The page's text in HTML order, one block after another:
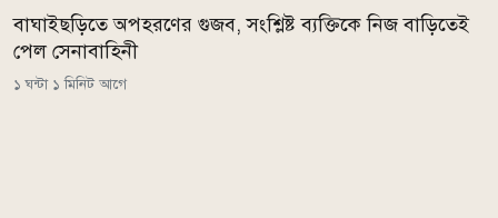
বাঘাইছড়িতে অপহরণের গুজব, সংশ্লিষ্ট ব্যক্তিকে নিজ বাড়িতেই
পেল সেনাবাহিনী
১ ঘন্টা ১ মিনিট আগে